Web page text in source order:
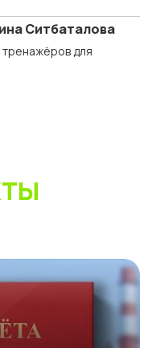
Ситбаталова
тренажёров для